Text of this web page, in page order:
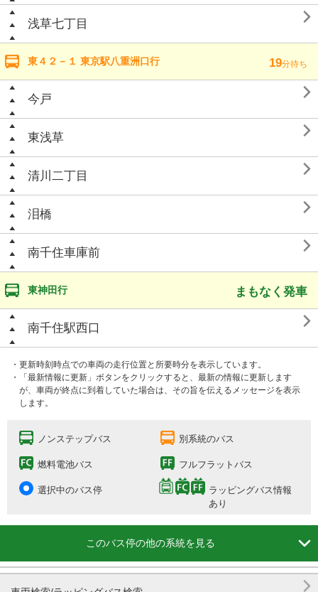
浅草七丁目 
東４２－１ 東京駅八重洲口行 19分待ち
今戸 
東浅草 
清川二丁目 
泪橋 
南千住車庫前 
東神田行 まもなく発車
南千住駅西口 
・更新時刻時点での車両の走行位置と所要時分を表示しています。
・「最新情報に更新」ボタンをクリックすると、最新の情報に更新します
が、車両が終点に到着していた場合は、その旨を伝えるメッセージを表示
します。
ノンステップバス 別系統のバス
燃料電池バス フルフラットバス
選択中のバス停
ラッピングバス情報
あり
このバス停の他の系統を見る 
